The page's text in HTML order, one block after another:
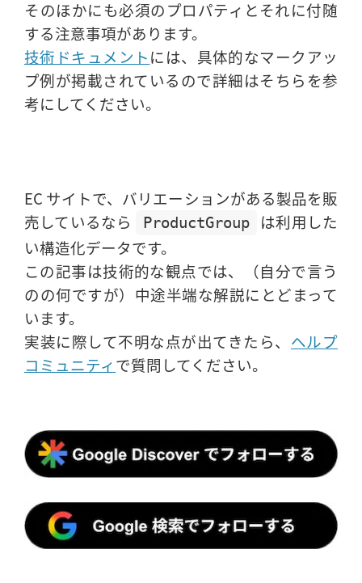
そのほかにも必須のプロパティとそれに付随
する注意事項があります。
技術ドキュメントには、具体的なマークアッ
プ例が掲載されているので詳細はそちらを参
考にしてください。
EC サイトで、バリエーションがある製品を販
売しているなら
ProductGroup
は利用した
い構造化データです。
この記事は技術的な観点では、（自分で言う
のの何ですが）中途半端な解説にとどまって
います。
実装に際して不明な点が出てきたら、 ヘルプ
コミュニティで質問してください。